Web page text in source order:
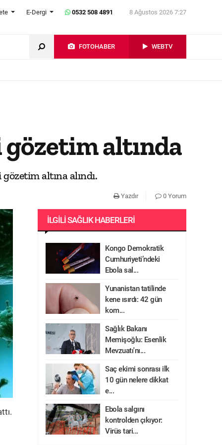
E-Dergi 0532 508 4891 8 Ağustos 2026 7:27
FOTOHABER WEBTV
altında
altına alındı.
Yazdır 0 Yorum
İLGILI SAĞLIK HABERLERI
Kongo Demokratik
Cumhuriyeti’ndeki
Ebola sal...
Yunanistan tatilinde
kene ısırdı: 42 gün
kom...
Sağlık Bakanı
Memişoğlu: Esenlik
Mevzuatı'nı...
Saç ekimi sonrası ilk
10 gün nelere dikkat
e...
Ebola salgını
kontrolden çıkıyor:
Virüs tari...